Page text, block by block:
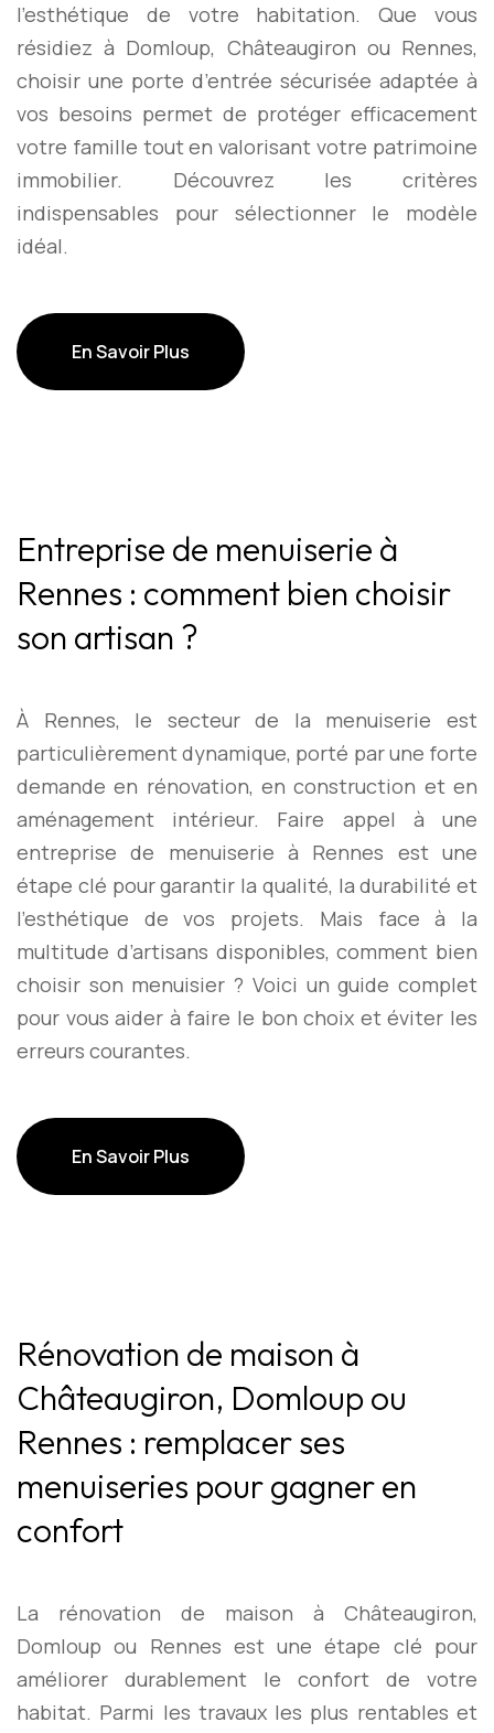
l’esthétique de votre habitation. Que vous
résidiez à Domloup, Châteaugiron ou Rennes,
choisir une porte d’entrée sécurisée adaptée à
vos besoins permet de protéger efficacement
votre famille tout en valorisant votre patrimoine
immobilier. Découvrez les critères
indispensables pour sélectionner le modèle
idéal.
En Savoir Plus
En Savoir Plus
Entreprise de menuiserie à
Rennes : comment bien choisir
son artisan ?
À Rennes, le secteur de la menuiserie est
particulièrement dynamique, porté par une forte
demande en rénovation, en construction et en
aménagement intérieur. Faire appel à une
entreprise de menuiserie à Rennes est une
étape clé pour garantir la qualité, la durabilité et
l’esthétique de vos projets. Mais face à la
multitude d’artisans disponibles, comment bien
choisir son menuisier ? Voici un guide complet
pour vous aider à faire le bon choix et éviter les
erreurs courantes.
En Savoir Plus
En Savoir Plus
Rénovation de maison à
Châteaugiron, Domloup ou
Rennes : remplacer ses
menuiseries pour gagner en
confort
La rénovation de maison à Châteaugiron,
Domloup ou Rennes est une étape clé pour
améliorer durablement le confort de votre
habitat. Parmi les travaux les plus rentables et